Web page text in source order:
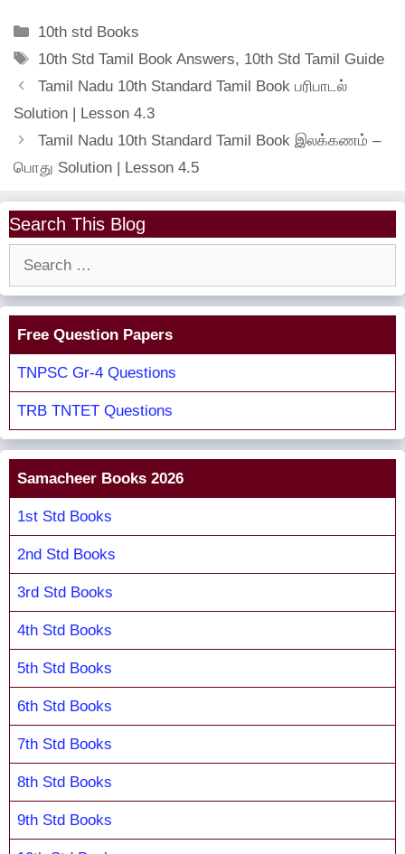
Categories
10th std Books
Tags
10th Std Tamil Book Answers, 10th Std Tamil Guide
Tamil Nadu 10th Standard Tamil Book பரிபாடல்
Solution | Lesson 4.3
Tamil Nadu 10th Standard Tamil Book இலக்கணம் –
பொது Solution | Lesson 4.5
Search This Blog
Free Question Papers
TNPSC Gr-4 Questions
TRB TNTET Questions
Samacheer Books 2026
1st Std Books
2nd Std Books
3rd Std Books
4th Std Books
5th Std Books
6th Std Books
7th Std Books
8th Std Books
9th Std Books